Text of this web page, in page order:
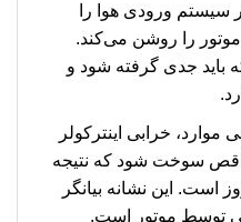
سیستم ورودی هوا را
را روشن می‌کند.
باید جدی گرفته شود و
موارد، خرابی اینترکولر
ناقص سوخت شود که نتیجه
است. این نشانه بیانگر
توسط موتور است.